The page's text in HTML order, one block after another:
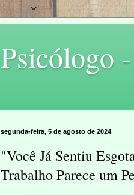
Psicólogo
segunda-feira, 5 de agosto de 2024
"Você Já Sentiu
Trabalho Parece um